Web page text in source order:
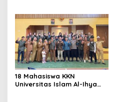
Robotika
18 Mahasiswa KKN
Universitas Islam Al-Ihya